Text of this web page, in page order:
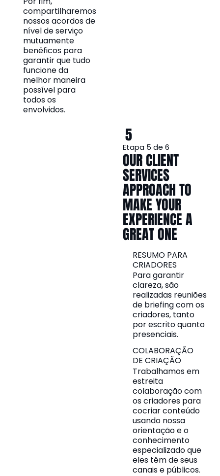
5
Etapa 5 de 6
OUR CLIENT
SERVICES
APPROACH TO
MAKE YOUR
EXPERIENCE A
GREAT ONE
RESUMO PARA
CRIADORES
Para garantir
clareza, são
realizadas reuniões
de briefing com os
criadores, tanto
por escrito quanto
presenciais.
COLABORAÇÃO
DE CRIAÇÃO
Trabalhamos em
estreita
colaboração com
os criadores para
cocriar conteúdo
usando nossa
orientação e o
conhecimento
especializado que
eles têm de seus
canais e públicos.
compartilharemos
nossos acordos de
nível de serviço
mutuamente
benéficos para
garantir que tudo
funcione da
melhor maneira
possível para
todos os
envolvidos.